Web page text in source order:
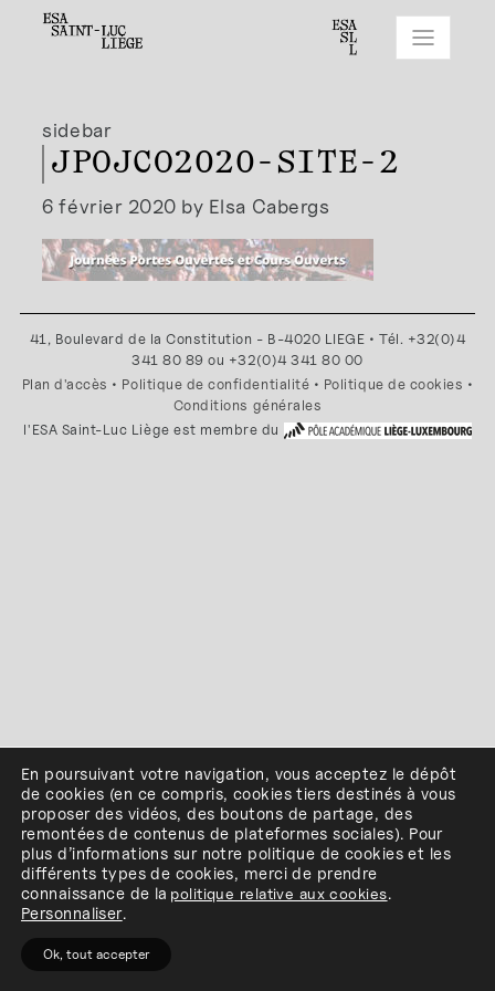
sidebar
JPOJCO2020-SITE-2
6 février 2020 by Elsa Cabergs
41, Boulevard de la Constitution - B-4020 LIEGE • Tél. +32(0)4
341 80 89 ou +32(0)4 341 80 00
Plan d'accès • Politique de confidentialité • Politique de cookies •
Conditions générales
l'ESA Saint-Luc Liège est membre du
En poursuivant votre navigation, vous acceptez le dépôt
de cookies (en ce compris, cookiestiers destinés à vous
proposer des vidéos, des boutons de partage, des
remontées de contenus de plateformes sociales). Pour
plus d’informations sur notre politique de cookies et les
différents types de cookies, merci de prendre
connaissance de la politique relative aux cookies.
Personnaliser.
Ok, tout accepter